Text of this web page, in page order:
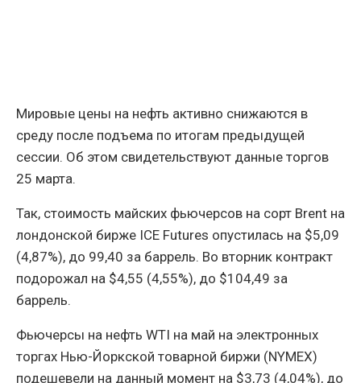
Мировые цены на нефть активно снижаются в
среду после подъема по итогам предыдущей
сессии. Об этом свидетельствуют данные торгов
25 марта.
Так, стоимость майских фьючерсов на сорт Brent на
лондонской бирже ICE Futures опустилась на $5,09
(4,87%), до 99,40 за баррель. Во вторник контракт
подорожал на $4,55 (4,55%), до $104,49 за
баррель.
Фьючерсы на нефть WTI на май на электронных
торгах Нью-Йоркской товарной биржи (NYMEX)
подешевели на данный момент на $3,73 (4,04%), до